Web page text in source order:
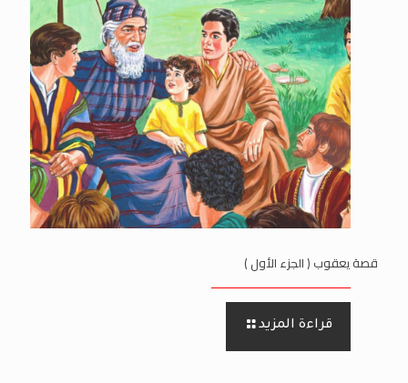
قصة يعقوب ( الجزء الأول )
قراءة المزيد